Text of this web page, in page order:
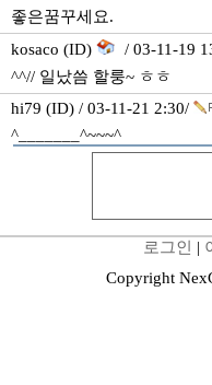
좋은꿈꾸세요.
kosaco (ID)
/ 03-11-19
^^// 일났씀 할룽~ ㅎㅎ
hi79 (ID) / 03-11-21 2:30/
^_______^~~~^
로그인 |
Copyright